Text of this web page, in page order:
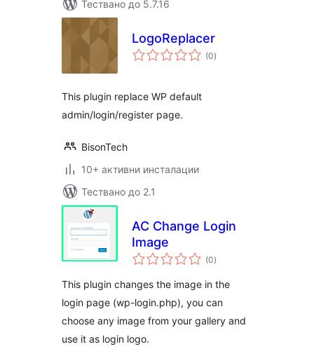
Тествано до 5.7.16
LogoReplacer
(0общо
оценки
)
This plugin replace WP default
admin/login/register page.
BisonTech
10+ активни инсталации
Тествано до 2.1
AC Change Login
Image
(0общо
оценки
)
This plugin changes the image in the
login page (wp-login.php), you can
choose any image from your gallery and
use it as login logo.